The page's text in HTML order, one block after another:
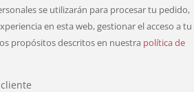
se utilizarán para procesar tu pedido,
en esta web, gestionar el acceso a tu
propósitos descritos en nuestra política de